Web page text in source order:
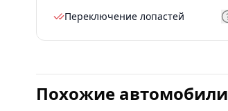
Переключение лопастей
Похожие автомобили